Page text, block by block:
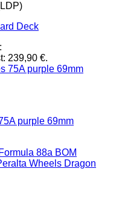
Deck
239,90 €.
purple 69mm